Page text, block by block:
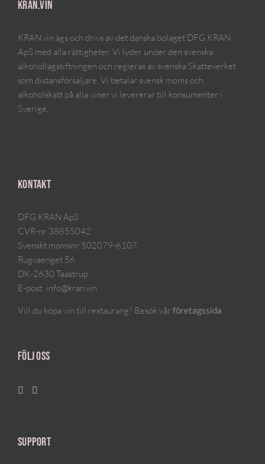
KRAN.VIN
KRAN.vin ägs och drivs av det danska bolaget DFG KRAN
ApS med alla rättigheter. Vi lyder under den svenska
alkohollagstiftningen och regleras av svenska Skatteverket
som distansförsäljare. Vi betalar svensk moms och
alkoholskatt på alla viner vi levererar till konsumenter i
Sverige.
KONTAKT
DFG KRAN ApS
CVR-nr 38855042
Svenskt momsnr 502079-6107
Rugvaenget 56
DK-2630 Taastrup
E-post: info@kran.vin
Vill du köpa vin till restaurang? Besök vårföretagssida.
FÖLJ OSS
SUPPORT